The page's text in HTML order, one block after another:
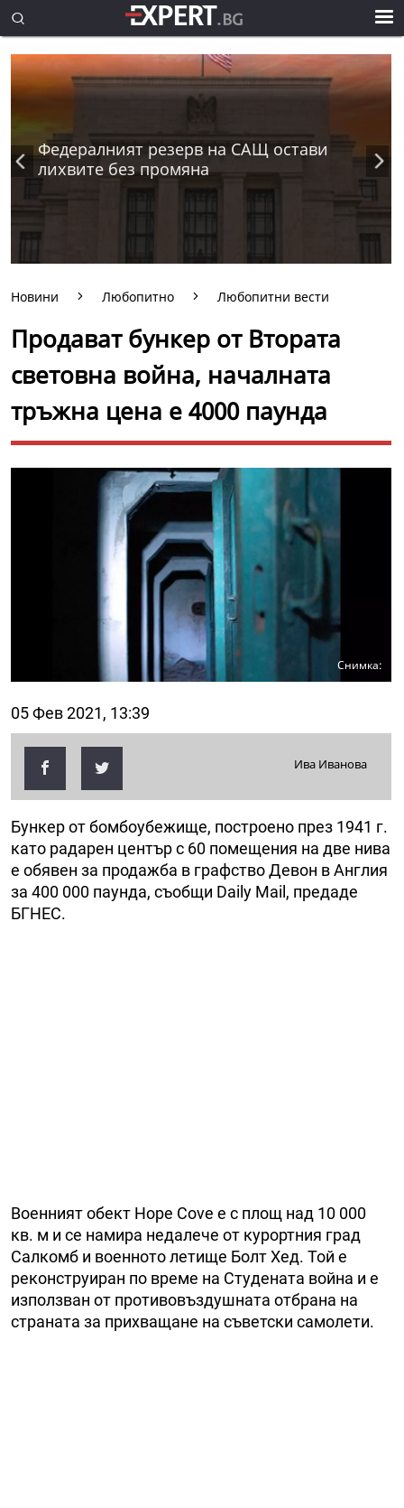
Федералният резерв на САЩ остави
лихвите без промяна
Новини Любопитно Любопитни вести
Продават бункер от Втората
световна война, началната
тръжна цена е 4000 паунда
Снимка:
05 Фев 2021, 13:39
Ива Иванова
Бункер от бомбоубежище, построено през 1941 г.
като радарен център с 60 помещения на две нива
е обявен за продажба в графство Девон в Англия
за 400 000 паунда, съобщи Daily Mail, предаде
БГНЕС.
Военният обект Hope Cove е с площ над 10 000
кв. м и се намира недалече от курортния град
Салкомб и военното летище Болт Хед. Той е
реконструиран по време на Студената война и е
използван от противовъздушната отбрана на
страната за прихващане на съветски самолети.